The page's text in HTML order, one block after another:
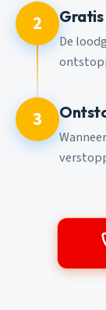
2
De
3